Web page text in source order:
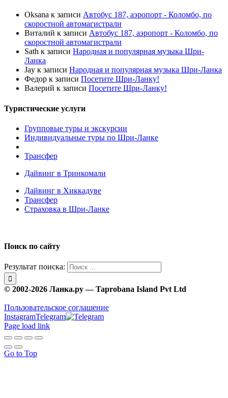
Oksana к записи Автобус 187, аэропорт - Коломбо, по
скоростной автомагистрали
Виталий к записи Автобус 187, аэропорт - Коломбо, по
скоростной автомагистрали
Sath к записи Народная и популярная музыка Шри-
Ланка
Jay к записи Народная и популярная музыка Шри-Ланка
Федор к записи Посетите Шри-Ланку!
Валерий к записи Посетите Шри-Ланку!
Туристические услуги
Групповые туры и экскурсии
Индивидуальные туры по Шри-Ланке
Трансфер
Дайвинг в Тринкомали
Дайвинг в Хиккадуве
Трансфер
Страховка в Шри-Ланке
Поиск по сайту
Результат поиска:
© 2002-2026 Ланка.ру — Taprobana Island Pvt Ltd
Пользовательское соглашение
InstagramTelegram
Page load link
Go to Top